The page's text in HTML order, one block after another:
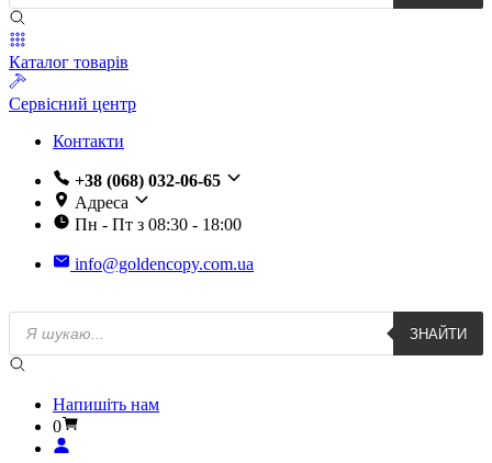
Каталог товарів
Сервісний центр
Контакти
+38 (068) 032-06-65
Адреса
Пн - Пт з 08:30 - 18:00
info@goldencopy.com.ua
Пошук
товарів
ЗНАЙТИ
Напишіть нам
0